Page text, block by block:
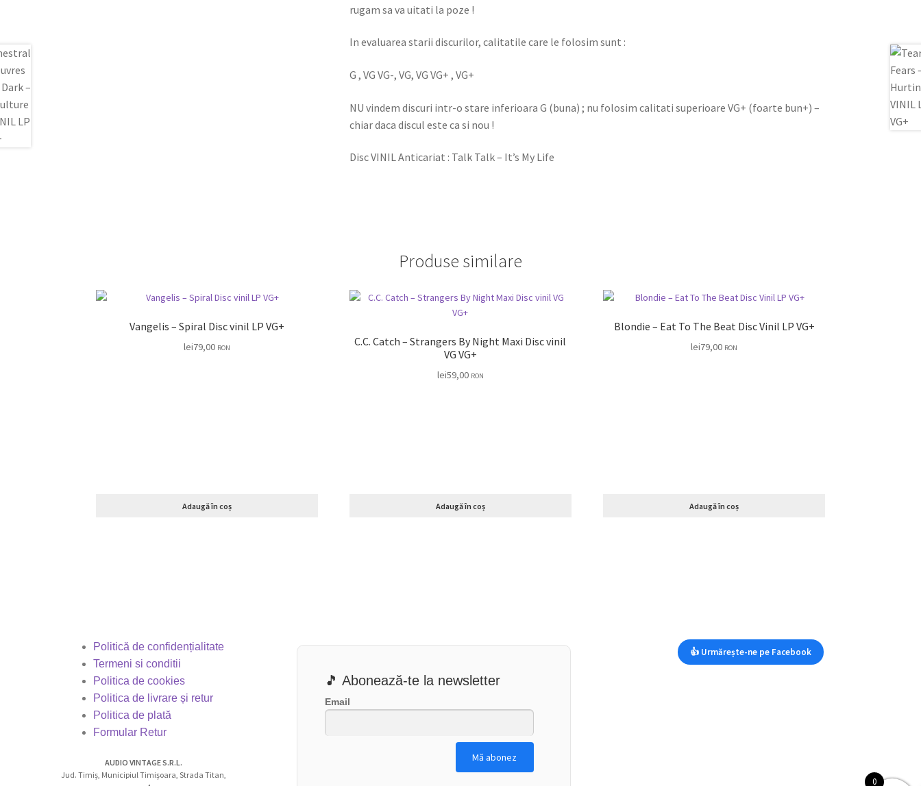
rugam sa va uitati la poze !
In evaluarea starii discurilor, calitatile care le folosim sunt :
G , VG VG-, VG, VG VG+ , VG+
NU vindem discuri intr-o stare inferioara G (buna) ; nu folosim calitati superioare VG+ (foarte bun+) –
chiar daca discul este ca si nou !
Disc VINIL Anticariat : Talk Talk – It’s My Life
Produse similare
Vangelis – Spiral Disc vinil LP VG+
lei79,00 RON
Adaugă în coș
C.C. Catch – Strangers By Night Maxi Disc vinil
VG VG+
lei59,00 RON
Adaugă în coș
Blondie – Eat To The Beat Disc Vinil LP VG+
lei79,00 RON
Adaugă în coș
Politică de confidențialitate
Termeni si conditii
Politica de cookies
Politica de livrare și retur
Politica de plată
Formular Retur
AUDIO VINTAGE S.R.L.
Jud. Timiș, Municipiul Timișoara, Strada Titan,
🎵 Abonează-te la newsletter
Email
👍 Urmărește-ne pe Facebook
0